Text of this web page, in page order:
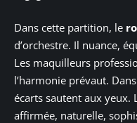
Dans cette partition, le
d’orchestre. Il nuance,
Les maquilleurs
l’harmonie prévaut.
écarts sautent aux yeux.
affirmée, naturelle,